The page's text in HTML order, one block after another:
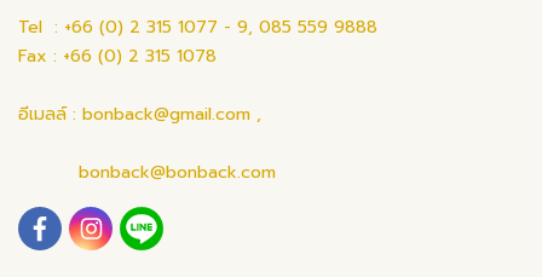
Tel : +66 (0) 2 315 1077 - 9, 085 559 9888
Fax : +66 (0) 2 315 1078
อีเมลล์ : bonback@gmail.com ,
bonback@bonback.com